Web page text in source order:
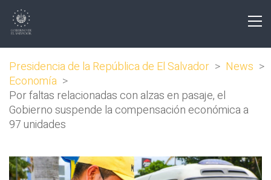
Presidencia de la República de El Salvador > News >
Economía >
Por faltas relacionadas con alzas en pasaje, el
Gobierno suspende la compensación económica a
97 unidades